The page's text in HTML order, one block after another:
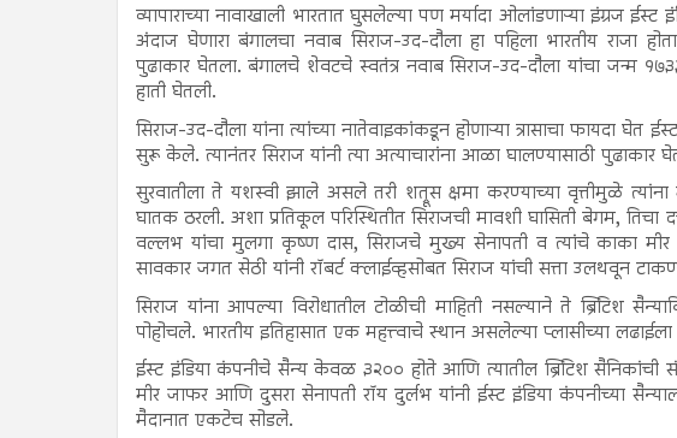
व्यापाराच्या नावाखाली भारतात घुसलेल्या पण मर्यादा ओलांडणाऱ्या इंग्रज
अंदाज घेणारा बंगालचा नवाब सिराज-उद-दौला हा पहिला भारतीय राजा
पुढाकार घेतला. बंगालचे शेवटचे स्वतंत्र नवाब सिराज-उद-दौला यांचा जन्म
हाती घेतली.
सिराज-उद-दौला यांना त्यांच्या नातेवाइकांकडून होणाऱ्या त्रासाचा फायदा
सुरू केले. त्यानंतर सिराज यांनी त्या अत्याचारांना आळा घालण्यासाठी पुढाकार
सुरवातीला ते यशस्वी झाले असले तरी शत्रूस क्षमा करण्याच्या वृत्तीमुळे त्यांना
घातक ठरली. अशा प्रतिकूल परिस्थितीत सिराजची मावशी घासिती बेगम,
वल्लभ यांचा मुलगा कृष्ण दास, सिराजचे मुख्य सेनापती व त्यांचे काका मीर
सावकार जगत सेठी यांनी रॉबर्ट क्लाईव्हसोबत सिराज यांची सत्ता उलथवून
सिराज यांना आपल्या विरोधातील टोळीची माहिती नसल्याने ते ब्रिटिश
पोहोचले. भारतीय इतिहासात एक महत्त्वाचे स्थान असलेल्या प्लासीच्या
ईस्ट इंडिया कंपनीचे सैन्य केवळ ३२०० होते आणि त्यातील ब्रिटिश सैनिकांची
मीर जाफर आणि दुसरा सेनापती रॉय दुर्लभ यांनी ईस्ट इंडिया कंपनीच्या
मैदानात एकटेच सोडले.